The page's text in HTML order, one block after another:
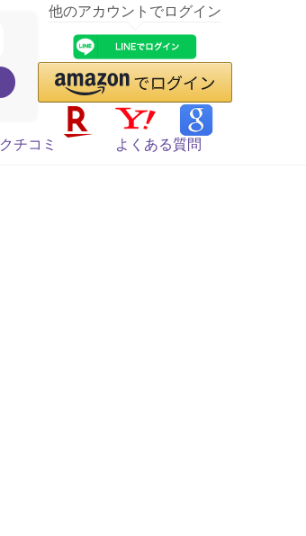
他のアカウントでログイン
クチコミ よくある質問